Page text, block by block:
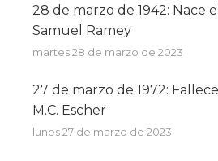
28 de marzo de 1942: Nace
Samuel Ramey
martes 28 de marzo de 2023
27 de marzo de 1972:
M.C. Escher
lunes 27 de marzo de 2023